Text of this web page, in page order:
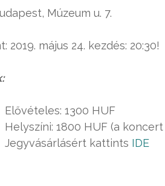
Múzeum u. 7.
2019. május 24. kezdés: 20:30!
Elővételes: 1300 HUF
Helyszíni: 1800 HUF (a
Jegyvásárlásért kattints IDE